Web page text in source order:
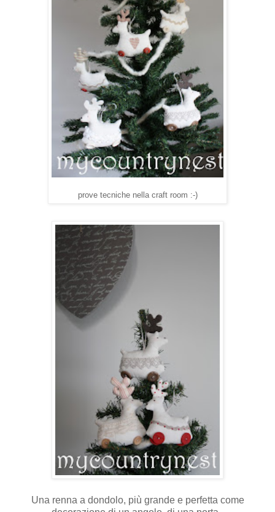
prove tecniche nella craft room :-)
Una renna a dondolo, più grande e perfetta come